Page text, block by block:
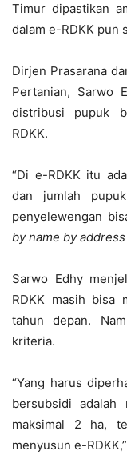
Timur dipastikan
dalam e-RDKK pun
Dirjen Prasarana
Pertanian, Sarwo
distribusi pupuk
RDKK.
“Di e-RDKK itu
dan jumlah
penyelewengan
by name by address
Sarwo Edhy
RDKK masih bisa
tahun depan.
kriteria.
“Yang harus
bersubsidi adalah
maksimal 2 ha,
menyusun e-